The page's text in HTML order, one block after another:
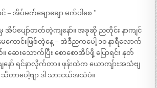
– အိပ်မက်ချောချော မက်ပါစေ ”
အိပ်ပျော်တတ်တဲ့ကျနော်။ အခုဆို ညတိုင်း နာကျင်
မကောင်းဖြစ်တဲ့နေ့ – အဲဒီညကပေါ့ ၁၀ နာရီလောက်
ေးသောက်ပြီး စောစောအိပ်ဖို့ ပြောရင်း နုတ်
နော် ရင်နာလိုက်တာ။ ဖုန်းထဲက ယောကျ်ားအသံဗျ
သိတာပေါ့ဗျာ ဒါ သားငယ်အသံပဲ။